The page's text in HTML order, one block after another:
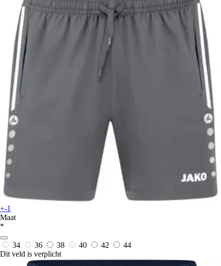
+-1
Maat
*
34 36 38 40 42
44
Dit veld is verplicht